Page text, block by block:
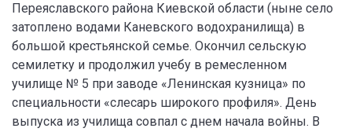
Переяславского района Киевской области (ныне село
затоплено водами Каневского водохранилища) в
большой крестьянской семье. Окончил сельскую
семилетку и продолжил учебу в ремесленном
училище № 5 при заводе «Ленинская кузница» по
специальности «слесарь широкого профиля». День
выпуска из училища совпал с днем начала войны. В